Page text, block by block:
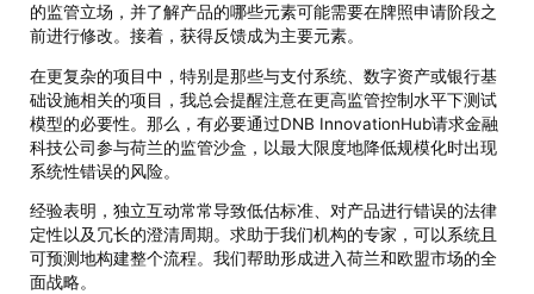
的监管立场，并了解产品的哪些元素可能需要在牌照申请阶段之
前进行修改。接着，获得反馈成为主要元素。
在更复杂的项目中，特别是那些与支付系统、数字资产或银行基
础设施相关的项目，我总会提醒注意在更高监管控制水平下测试
模型的必要性。那么，有必要通过DNB InnovationHub请求金融
科技公司参与荷兰的监管沙盒，以最大限度地降低规模化时出现
系统性错误的风险。
经验表明，独立互动常常导致低估标准、对产品进行错误的法律
定性以及冗长的澄清周期。求助于我们机构的专家，可以系统且
可预测地构建整个流程。我们帮助形成进入荷兰和欧盟市场的全
面战略。